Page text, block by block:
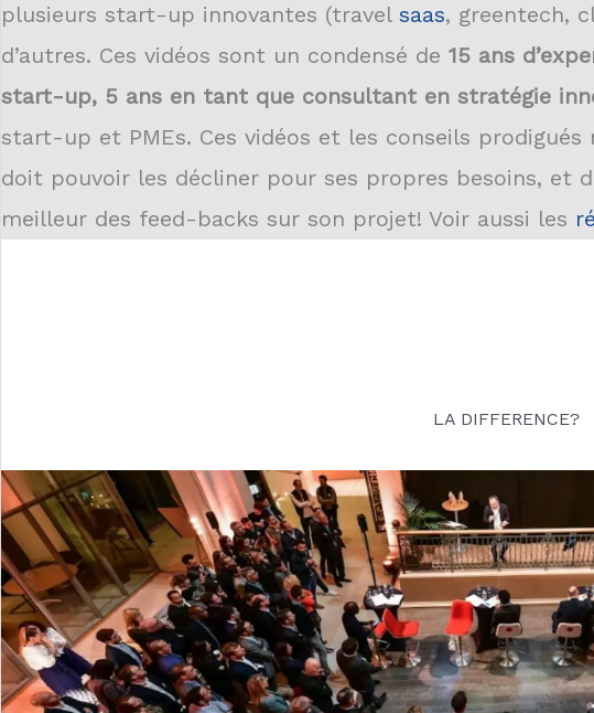
plusieurs start-up innovantes (travel saas, greentech,
d’autres. Ces vidéos sont un condensé de 15 ans
start-up, 5 ans en tant que consultant en stratégie
start-up et PMEs. Ces vidéos et les conseils prodigués
doit pouvoir les décliner pour ses propres besoins, et
meilleur des feed-backs sur son projet! Voir aussi les
LA DIFFERENCE?